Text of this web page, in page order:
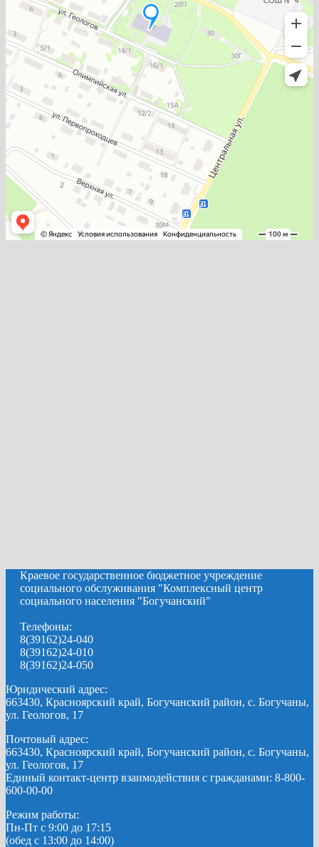
Краевое государственное бюджетное учреждение
социального обслуживания "Комплексный центр
социального населения "Богучанский"
Телефоны:
8(39162)24-040
8(39162)24-010
8(39162)24-050
Юридический адрес:
663430, Красноярский край, Богучанский район, с. Богучаны,
ул. Геологов, 17
Почтовый адрес:
663430, Красноярский край, Богучанский район, с. Богучаны,
ул. Геологов, 17
Единый контакт-центр взаимодействия с гражданами: 8-800-
600-00-00
Режим работы:
Пн-Пт с 9:00 до 17:15
(обед с 13:00 до 14:00)